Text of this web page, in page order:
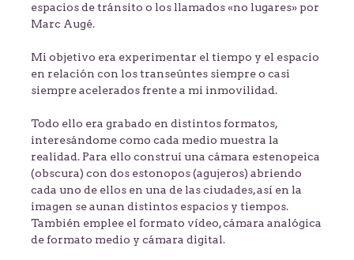
espacios de tránsito o los llamados «no lugares» por
Marc Augé.
Mi objetivo era experimentar el tiempo y el espacio
en relación con los transeúntes siempre o casi
siempre acelerados frente a mi inmovilidad.
Todo ello era grabado en distintos formatos,
interesándome como cada medio muestra la
realidad. Para ello construí una cámara estenopeica
(obscura) con dos estonopos (agujeros) abriendo
cada uno de ellos en una de las ciudades, así en la
imagen se aunan distintos espacios y tiempos.
También emplee el formato vídeo, cámara analógica
de formato medio y cámara digital.